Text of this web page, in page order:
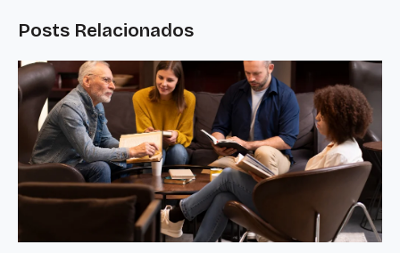
Posts Relacionados